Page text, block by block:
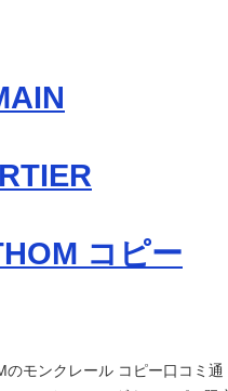
コピー
のモンクレール コピー口コミ通